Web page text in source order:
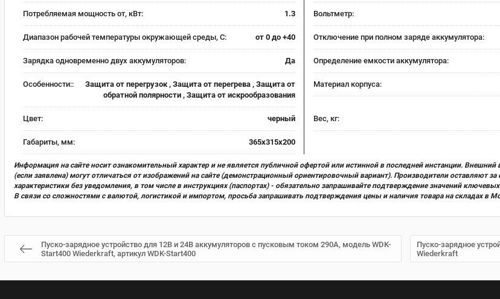
Потребляемая мощность от, кВт: 1.3 Вольтметр:
Диапазон рабочей температуры окружающей среды, С: от 0 до +40 Отключение при полном заряде аккумулятора:
Зарядка одновременно двух аккумуляторов: Да Определение емкости аккумулятора:
Особенности::
Защита от перегрузок , Защита от перегрева , Защита от
обратной полярности , Защита от искрообразования
Материал корпуса:
Цвет: черный Вес, кг:
Габариты, мм: 365х315х200
Информация на сайте носит ознакомительный характер и не является публичной офертой или истинной в последней инстанции. Внешний
(если заявлена) могут отличаться от изображений на сайте (демонстрационный ориентировочный вариант). Производители оставляют за
характеристики без уведомления, в том числе в инструкциях (паспортах) - обязательно запрашивайте подтверждение значений ключевых
В связи со сложностями с валютой, логистикой и импортом, просьба запрашивать подтверждения цены и наличия товара на складах в
Пуско-зарядное устройство для 12В и 24В аккумуляторов с пусковым током 290А, модель WDK-
Start400 Wiederkraft, артикул WDK-Start400
Пуско-зарядное
Wiederkraft